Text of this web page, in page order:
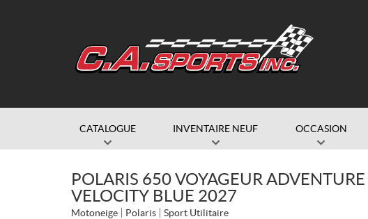
CATALOGUE INVENTAIRE NEUF OCCASION
POLARIS 650 VOYAGEUR
VELOCITY BLUE 2027
Motoneige Polaris Sport Utilitaire